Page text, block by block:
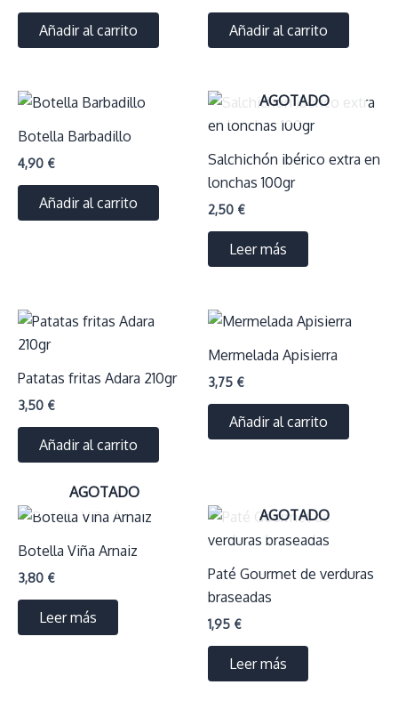
Añadir al carrito Añadir al carrito
Botella Barbadillo
4,90 €
Añadir al carrito
AGOTADO
Salchichón ibérico extra en
lonchas 100gr
2,50 €
Leer más
Patatas fritas Adara 210gr
3,50 €
Añadir al carrito
Mermelada Apisierra
3,75 €
Añadir al carrito
AGOTADO
Botella Viña Arnaiz
3,80 €
Leer más
AGOTADO
Paté Gourmet de verduras
braseadas
1,95 €
Leer más